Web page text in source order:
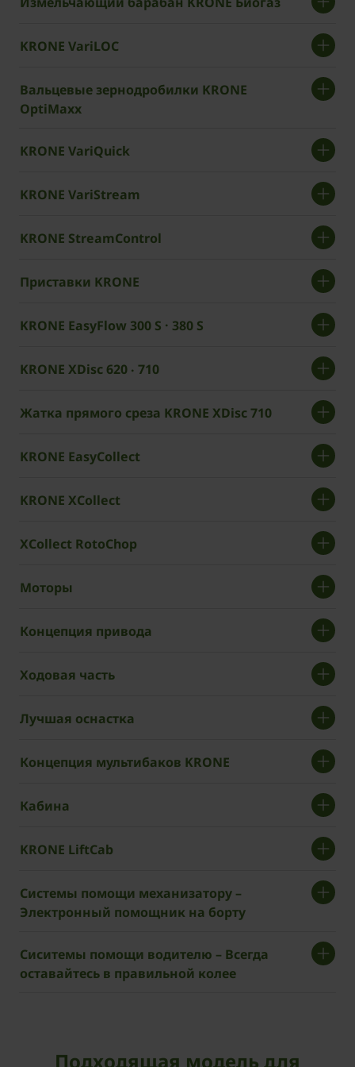
KRONE VariLOC
Вальцевые зернодробилки KRONE
OptiMaxx
KRONE VariQuick
KRONE VariStream
KRONE StreamControl
Приставки KRONE
KRONE EasyFlow 300 S · 380 S
KRONE XDisc 620 ‧ 710
Жатка прямого среза KRONE XDisc 710
­­KRONE EasyCollect
KRONE XCollect
XCollect RotoChop
Моторы
Концепция привода
Ходовая часть
Лучшая оснастка
Концепция мультибаков KRONE
Кабина
KRONE LiftCab
Системы помощи механизатору –
Электронный помощник на борту
Сиситемы помощи водителю – Всегда
оставайтесь в правильной колее
Подходящая модель для